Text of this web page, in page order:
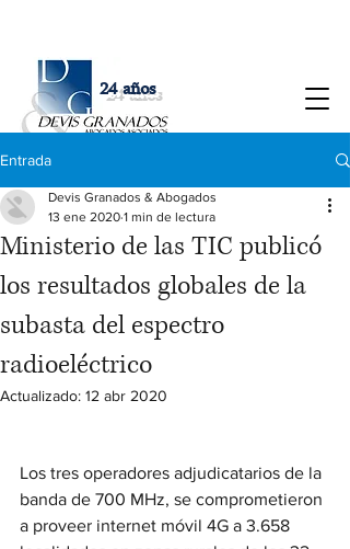
24 años
Entrada
Ministerio de las TIC publicó
los resultados globales de la
subasta del espectro
radioeléctrico
Devis Granados & Abogados
13 ene 2020 1 min de lectura
Actualizado: 12 abr 2020
Los tres operadores adjudicatarios de la
banda de 700 MHz, se comprometieron
a proveer internet móvil 4G a 3.658